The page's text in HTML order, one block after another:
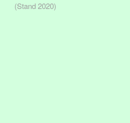
(Stand 2020)